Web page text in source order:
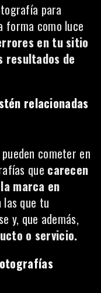
para
forma como luce
en tu sitio
resultados de
relacionadas
cometer en
que carecen
marca en
que tu
y, que además,
o servicio.